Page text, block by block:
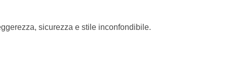
sicurezza e stile inconfondibile.